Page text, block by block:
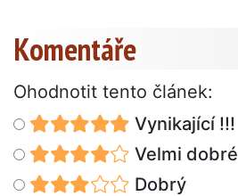
Komentáře
Ohodnotit tento článek:
Vynikající !!!
Velmi dobré
Dobrý